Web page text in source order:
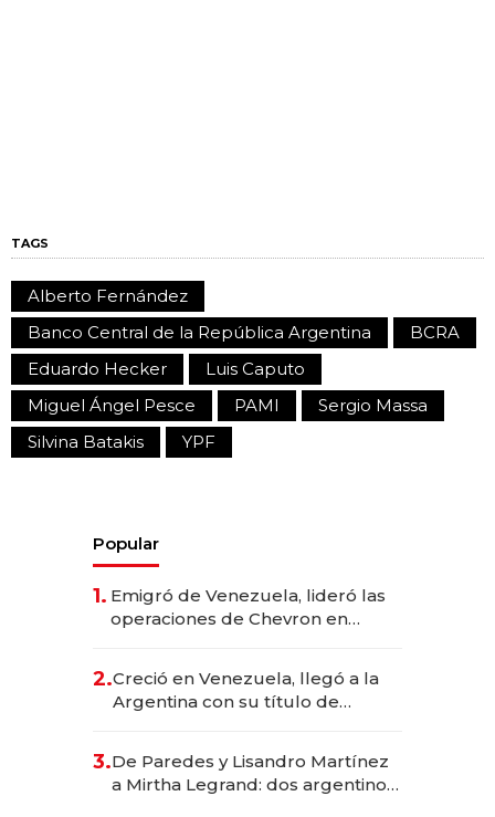
TAGS
Alberto Fernández
Banco Central de la República Argentina
BCRA
Eduardo Hecker
Luis Caputo
Miguel Ángel Pesce
PAMI
Sergio Massa
Silvina Batakis
YPF
Popular
1. Emigró de Venezuela, lideró las
operaciones de Chevron en
2.Creció en Venezuela, llegó a la
Argentina con su título de
las marcas "fast premium"
3.De Paredes y Lisandro Martínez
a Mirtha Legrand: dos argentinos